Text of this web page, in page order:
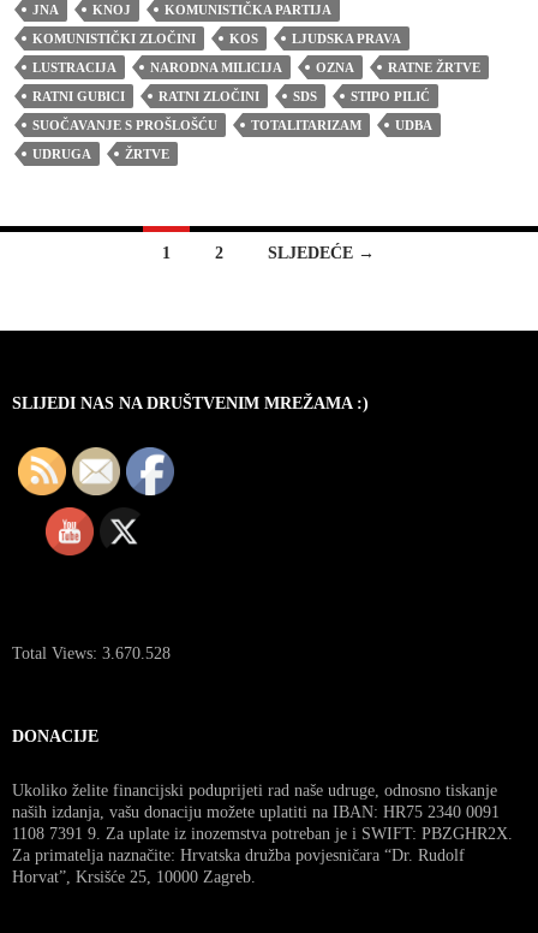
JNA
KNOJ
KOMUNISTIČKA PARTIJA
KOMUNISTIČKI ZLOČINI
KOS
LJUDSKA PRAVA
LUSTRACIJA
NARODNA MILICIJA OZNA
RATNE ŽRTVE
RATNI GUBICI
RATNI ZLOČINI SDS
STIPO PILIĆ
SUOČAVANJE S PROŠLOŠĆU
TOTALITARIZAM
UDBA
UDRUGA
ŽRTVE
objave
1 2 SLJEDEĆE →
SLIJEDI NAS NA DRUŠTVENIM MREŽAMA :)
Total Views: 3.670.528
DONACIJE
Ukoliko želite financijski poduprijeti rad naše udruge, odnosno tiskanje
naših izdanja, vašu donaciju možete uplatiti na IBAN: HR75 2340 0091
1108 7391 9. Za uplate iz inozemstva potreban je i SWIFT: PBZGHR2X.
Za primatelja naznačite: Hrvatska družba povjesničara “Dr. Rudolf
Horvat”, Krsišće 25, 10000 Zagreb.